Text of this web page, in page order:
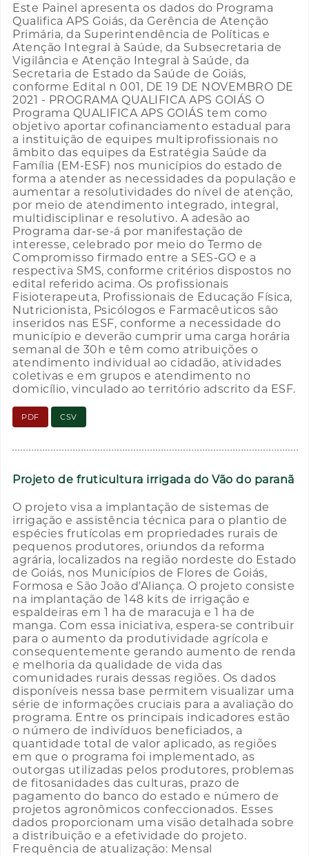
Este Painel apresenta os dados do Programa
Qualifica APS Goiás, da Gerência de Atenção
Primária, da Superintendência de Políticas e
Atenção Integral à Saúde, da Subsecretaria de
Vigilância e Atenção Integral à Saúde, da
Secretaria de Estado da Saúde de Goiás,
conforme Edital n 001, DE 19 DE NOVEMBRO DE
2021 - PROGRAMA QUALIFICA APS GOIÁS O
Programa QUALIFICA APS GOIÁS tem como
objetivo aportar cofinanciamento estadual para
a instituição de equipes multiprofissionais no
âmbito das equipes da Estratégia Saúde da
Família (EM-ESF) nos municípios do estado de
forma a atender as necessidades da população e
aumentar a resolutividades do nível de atenção,
por meio de atendimento integrado, integral,
multidisciplinar e resolutivo. A adesão ao
Programa dar-se-á por manifestação de
interesse, celebrado por meio do Termo de
Compromisso firmado entre a SES-GO e a
respectiva SMS, conforme critérios dispostos no
edital referido acima. Os profissionais
Fisioterapeuta, Profissionais de Educação Física,
Nutricionista, Psicólogos e Farmacêuticos são
inseridos nas ESF, conforme a necessidade do
município e deverão cumprir uma carga horária
semanal de 30h e têm como atribuições o
atendimento individual ao cidadão, atividades
coletivas e em grupos e atendimento no
domicílio, vinculado ao território adscrito da ESF.
PDF CSV
Projeto de fruticultura irrigada do Vão do paranã
O projeto visa a implantação de sistemas de
irrigação e assistência técnica para o plantio de
espécies frutícolas em propriedades rurais de
pequenos produtores, oriundos da reforma
agrária, localizados na região nordeste do Estado
de Goiás, nos Municípios de Flores de Goiás,
Formosa e São João d'Aliança. O projeto consiste
na implantação de 148 kits de irrigação e
espaldeiras em 1 ha de maracuja e 1 ha de
manga. Com essa iniciativa, espera-se contribuir
para o aumento da produtividade agrícola e
consequentemente gerando aumento de renda
e melhoria da qualidade de vida das
comunidades rurais dessas regiões. Os dados
disponíveis nessa base permitem visualizar uma
série de informações cruciais para a avaliação do
programa. Entre os principais indicadores estão
o número de indivíduos beneficiados, a
quantidade total de valor aplicado, as regiões
em que o programa foi implementado, as
outorgas utilizadas pelos produtores, problemas
de fitosanidades das culturas, prazo de
pagamento do banco do estado e número de
projetos agronômicos confeccionados. Esses
dados proporcionam uma visão detalhada sobre
a distribuição e a efetividade do projeto.
Frequência de atualização: Mensal